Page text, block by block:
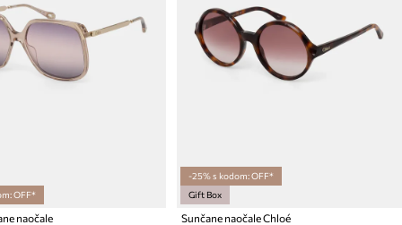
OFF*
naočale
-25% s kodom: OFF*
Gift Box
Sunčane naočale Chloé